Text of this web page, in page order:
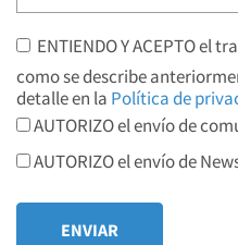
ENTIENDO Y ACEPTO el
como se describe
detalle en la Política de
AUTORIZO el envío de
AUTORIZO el envío de